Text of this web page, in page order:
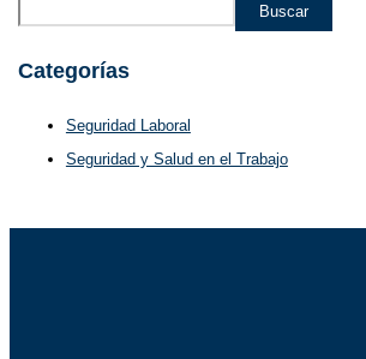
Buscar
Categorías
Seguridad Laboral
Seguridad y Salud en el Trabajo